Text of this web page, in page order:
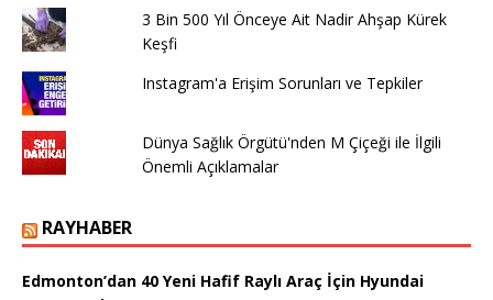
3 Bin 500 Yıl Önceye Ait Nadir Ahşap Kürek
Keşfi
Instagram'a Erişim Sorunları ve Tepkiler
Dünya Sağlık Örgütü'nden M Çiçeği ile İlgili
Önemli Açıklamalar
RAYHABER
Edmonton’dan 40 Yeni Hafif Raylı Araç İçin Hyundai